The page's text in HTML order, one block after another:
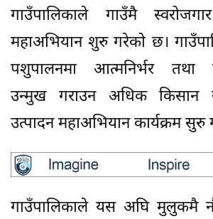
गाउँपालिकाले गाउँमै
महाअभियान शुरु गरेको छ।
पशुपालनमा आत्मनिर्भर तथा
उन्मुख गराउन अधिक किसान
उत्पादन महाअभियान कार्यक्रम सुरु
गाउँपालिकाले यस अघि मुलुकमै